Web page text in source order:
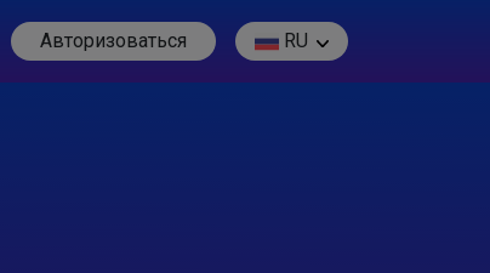
Авторизоваться RU